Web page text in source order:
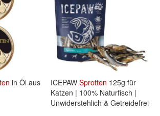
in Öl aus
ICEPAW Sprotten 125g für
Katzen | 100% Naturfisch |
Unwiderstehlich & Getreidefrei